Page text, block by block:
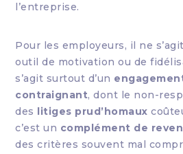
l’entreprise.
Pour les employeurs, il ne
outil de motivation ou de
s’agit surtout d’un
contraignant, dont le non-
des litiges prud’homaux
c’est un complément de
des critères souvent mal